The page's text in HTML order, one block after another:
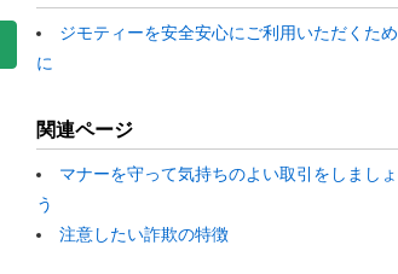
ジモティーを安全安心にご利用いただくため
に
関連ページ
マナーを守って気持ちのよい取引をしましょ
う
注意したい詐欺の特徴